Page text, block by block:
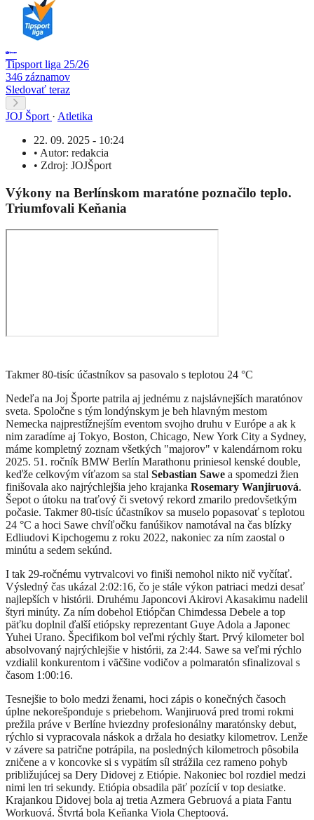
Tipsport liga 25/26
346 záznamov
Sledovať teraz
JOJ Šport · Atletika
22. 09. 2025 - 10:24
• Autor: redakcia
• Zdroj: JOJŠport
Výkony na Berlínskom maratóne poznačilo teplo.
Triumfovali Keňania
Takmer 80-tisíc účastníkov sa pasovalo s teplotou 24 °C
Nedeľa na Joj Športe patrila aj jednému z najslávnejších maratónov
sveta. Spoločne s tým londýnskym je beh hlavným mestom
Nemecka najprestížnejším eventom svojho druhu v Európe a ak k
nim zaradíme aj Tokyo, Boston, Chicago, New York City a Sydney,
máme kompletný zoznam všetkých "majorov" v kalendárnom roku
2025. 51. ročník BMW Berlín Marathonu priniesol kenské double,
keďže celkovým víťazom sa stal Sebastian Sawe a spomedzi žien
finišovala ako najrýchlejšia jeho krajanka Rosemary Wanjiruová.
Šepot o útoku na traťový či svetový rekord zmarilo predovšetkým
počasie. Takmer 80-tisíc účastníkov sa muselo popasovať s teplotou
24 °C a hoci Sawe chvíľočku fanúšikov namotával na čas blízky
Edliudovi Kipchogemu z roku 2022, nakoniec za ním zaostal o
minútu a sedem sekúnd.
I tak 29-ročnému vytrvalcovi vo finiši nemohol nikto nič vyčítať.
Výsledný čas ukázal 2:02:16, čo je stále výkon patriaci medzi desať
najlepších v histórii. Druhému Japoncovi Akirovi Akasakimu nadelil
štyri minúty. Za ním dobehol Etiópčan Chimdessa Debele a top
päťku doplnil ďalší etiópsky reprezentant Guye Adola a Japonec
Yuhei Urano. Špecifikom bol veľmi rýchly štart. Prvý kilometer bol
absolvovaný najrýchlejšie v histórii, za 2:44. Sawe sa veľmi rýchlo
vzdialil konkurentom i väčšine vodičov a polmaratón sfinalizoval s
časom 1:00:16.
Tesnejšie to bolo medzi ženami, hoci zápis o konečných časoch
úplne nekorešponduje s priebehom. Wanjiruová pred tromi rokmi
prežila práve v Berlíne hviezdny profesionálny maratónsky debut,
rýchlo si vypracovala náskok a držala ho desiatky kilometrov. Lenže
v závere sa patrične potrápila, na posledných kilometroch pôsobila
zničene a v koncovke si s vypätím síl strážila cez rameno pohyb
približujúcej sa Dery Didovej z Etiópie. Nakoniec bol rozdiel medzi
nimi len tri sekundy. Etiópia obsadila päť pozícií v top desiatke.
Krajankou Didovej bola aj tretia Azmera Gebruová a piata Fantu
Workuová. Štvrtá bola Keňanka Viola Cheptoová.